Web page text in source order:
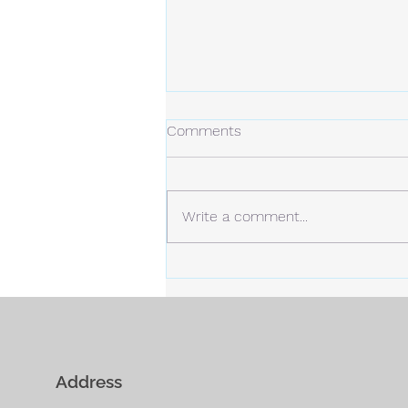
冬の日
今年の冬は、今のところ雪は少な
所。 白い雪と青い空。
Comments
Write a comment...
Address